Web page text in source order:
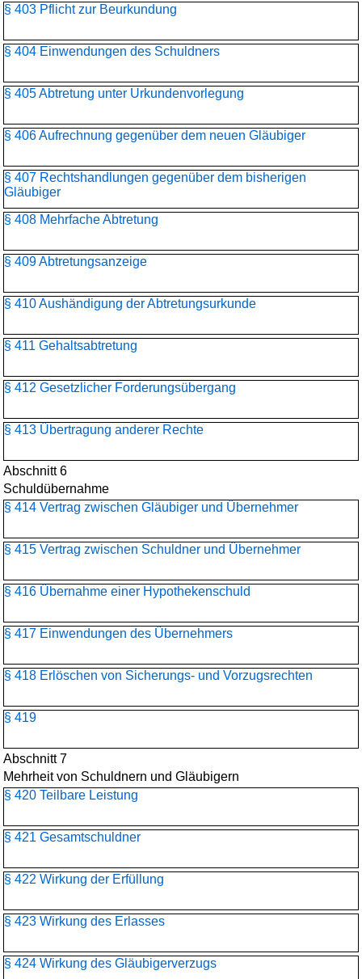
§ 403 Pflicht zur Beurkundung
§ 404 Einwendungen des Schuldners
§ 405 Abtretung unter Urkundenvorlegung
§ 406 Aufrechnung gegenüber dem neuen Gläubiger
§ 407 Rechtshandlungen gegenüber dem bisherigen
Gläubiger
§ 408 Mehrfache Abtretung
§ 409 Abtretungsanzeige
§ 410 Aushändigung der Abtretungsurkunde
§ 411 Gehaltsabtretung
§ 412 Gesetzlicher Forderungsübergang
§ 413 Übertragung anderer Rechte
Abschnitt 6
Schuldübernahme
§ 414 Vertrag zwischen Gläubiger und Übernehmer
§ 415 Vertrag zwischen Schuldner und Übernehmer
§ 416 Übernahme einer Hypothekenschuld
§ 417 Einwendungen des Übernehmers
§ 418 Erlöschen von Sicherungs- und Vorzugsrechten
§ 419
Abschnitt 7
Mehrheit von Schuldnern und Gläubigern
§ 420 Teilbare Leistung
§ 421 Gesamtschuldner
§ 422 Wirkung der Erfüllung
§ 423 Wirkung des Erlasses
§ 424 Wirkung des Gläubigerverzugs